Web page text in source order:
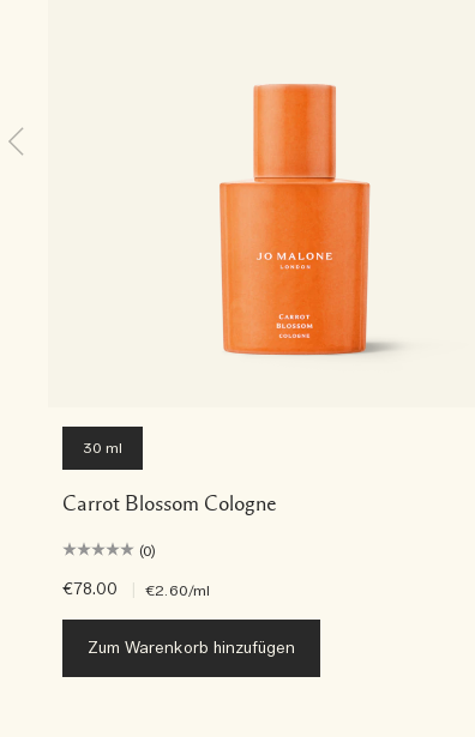
30 ml
Carrot Blossom Cologne
(0)
€78.00 €2.60/ml
Zum Warenkorb hinzufügen